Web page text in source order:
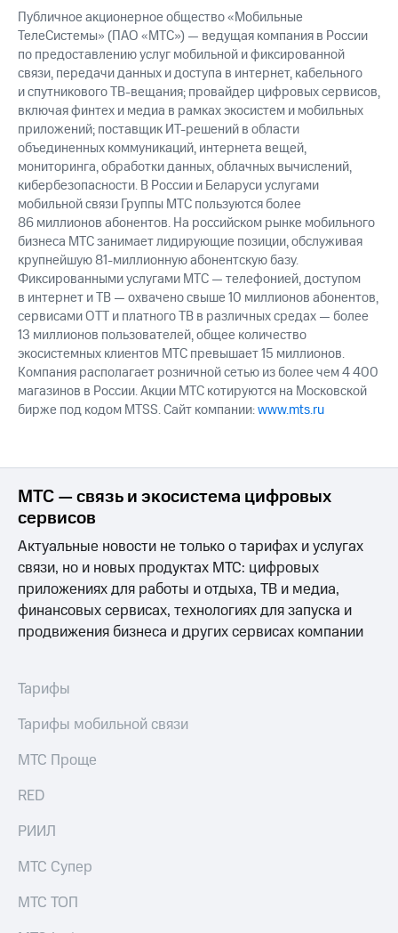
аудит
Рынок
акций
Описание
Программа
приобретения
Порядок
выкупа
акций
Дивиденды
Рынок
облигаций
Описание
Еврооблигации-2023
Уведомление
о
погашении
именных
облигаций
Другое
Регистратор
Реквизиты
деловая этика
На главную
Публичное акционерное общество «Мобильные
ТелеСистемы» (ПАО «МТС») — ведущая компания в России
по предоставлению услуг мобильной и фиксированной
связи, передачи данных и доступа в интернет, кабельного
и спутникового ТВ-вещания; провайдер цифровых сервисов,
включая финтех и медиа в рамках экосистем и мобильных
приложений; поставщик ИТ-решений в области
объединенных коммуникаций, интернета вещей,
мониторинга, обработки данных, облачных вычислений,
кибербезопасности. В России и Беларуси услугами
мобильной связи Группы МТС пользуются более
86 миллионов абонентов. На российском рынке мобильного
бизнеса МТС занимает лидирующие позиции, обслуживая
крупнейшую 81-миллионную абонентскую базу.
Фиксированными услугами МТС — телефонией, доступом
в интернет и ТВ — охвачено свыше 10 миллионов абонентов,
сервисами OTT и платного ТВ в различных средах — более
13 миллионов пользователей, общее количество
экосистемных клиентов МТС превышает 15 миллионов.
Компания располагает розничной сетью из более чем 4 400
магазинов в России. Акции МТС котируются на Московской
бирже под кодом MTSS. Сайт компании:www.mts.ru
МТС — связь и экосистема цифровых
сервисов
Актуальные новости не только о тарифах и услугах
связи, но и новых продуктах МТС: цифровых
приложениях для работы и отдыха, ТВ и медиа,
финансовых сервисах, технологиях для запуска и
продвижения бизнеса и других сервисах компании
Тарифы
Тарифы мобильной связи
МТС Проще
RED
РИИЛ
МТС Супер
МТС ТОП